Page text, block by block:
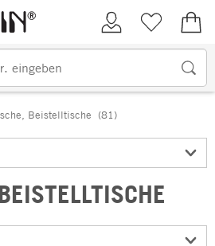
Kundenkonto
Merkliste
Beistelltische (81)